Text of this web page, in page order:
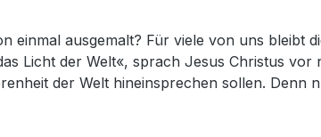
einmal ausgemalt? Für viele von uns bleibt
Licht der Welt«, sprach Jesus Christus
der Welt hineinsprechen sollen. Denn